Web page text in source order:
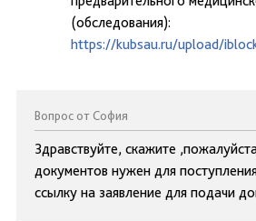
(обследования):
https://kubsau.ru/upload/
Вопрос от София
Здравствуйте, скажите
документов нужен для
ссылку на заявление для подачи